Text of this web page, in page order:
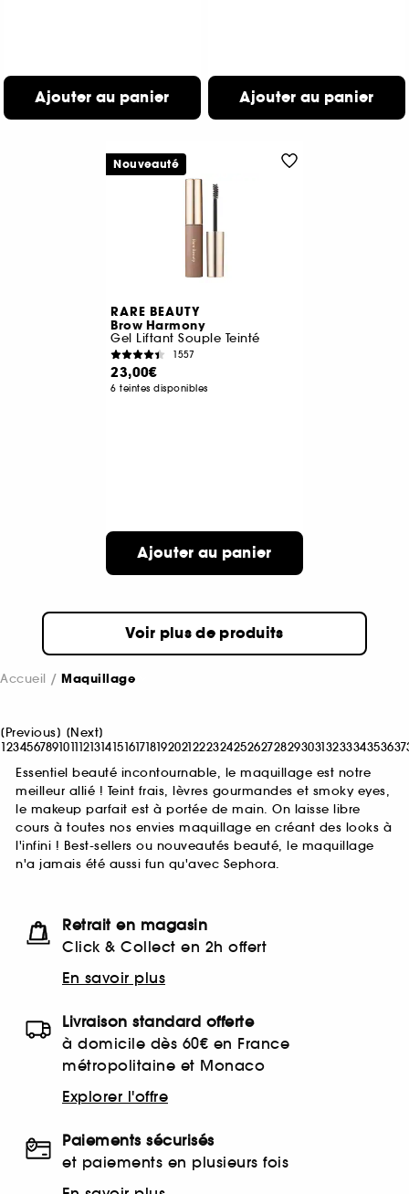
Ajouter au panier Ajouter au panier
RARE BEAUTY
Brow Harmony
Gel Liftant Souple Teinté
1557
23,00€
6 teintes disponibles
Ajouter au panier
Nouveauté
Voir plus de produits
Accueil Maquillage
[Previous] [Next]
12345678910111213141516171819202122232425262728293031323334353637
Essentiel beauté incontournable, le maquillage est notre
meilleur allié ! Teint frais, lèvres gourmandes et smoky eyes,
le makeup parfait est à portée de main. On laisse libre
cours à toutes nos envies maquillage en créant des looks à
l'infini ! Best-sellers ou nouveautés beauté, le maquillage
n'a jamais été aussi fun qu'avec Sephora.
Retrait en magasin
Click & Collect en 2h offert
En savoir plus
Livraison standard offerte
à domicile dès 60€ en France
métropolitaine et Monaco
Explorer l'offre
Paiements sécurisés
et paiements en plusieurs fois